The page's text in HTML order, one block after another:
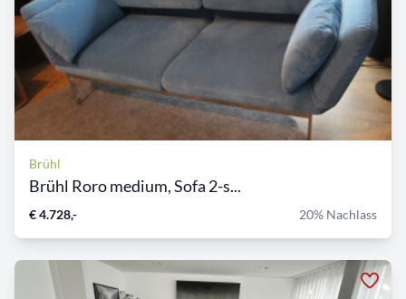
Brühl
Brühl Roro medium, Sofa 2-s...
€ 4.728,- 20% Nachlass